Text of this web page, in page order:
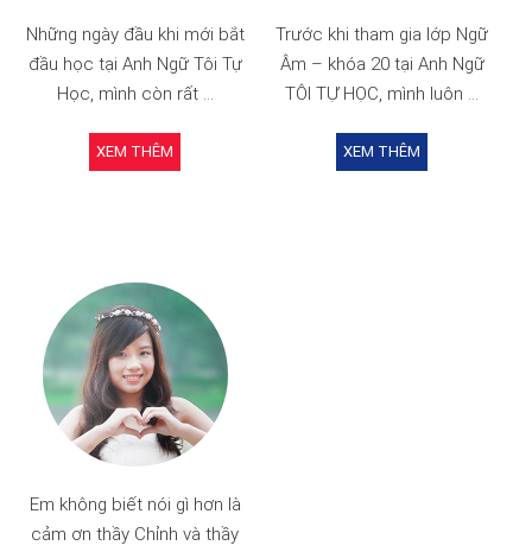
Những ngày đầu khi mới bắt
đầu học tại Anh Ngữ Tôi Tự
Học, mình còn rất ...
XEM THÊM
Trước khi tham gia lớp Ngữ
Âm – khóa 20 tại Anh Ngữ
TÔI TỰ HỌC, mình luôn ...
XEM THÊM
Em không biết nói gì hơn là
cảm ơn thầy Chỉnh và thầy